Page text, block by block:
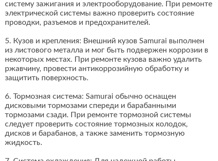
систему зажигания и электрооборудование. При ремонте
электрической системы важно проверить состояние
проводки, разъемов и предохранителей.
5. Кузов и крепления: Внешний кузов Samurai выполнен
из листового металла и мог быть подвержен коррозии в
некоторых местах. При ремонте кузова важно удалить
ржавчину, провести антикоррозийную обработку и
защитить поверхность.
6. Тормозная система: Samurai обычно оснащен
дисковыми тормозами спереди и барабанными
тормозами сзади. При ремонте тормозной системы
следует проверить состояние тормозных колодок,
дисков и барабанов, а также заменить тормозную
жидкость.